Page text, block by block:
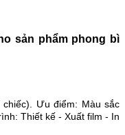
sản phẩm phong bì
Ưu điểm: Màu sắc
Thiết kế - Xuất film - In